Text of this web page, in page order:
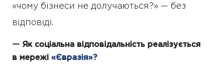
«чому бізнеси не долучаються?» — без
відповіді.
— Як соціальна відповідальність реалізується
в мережі «Євразія»?